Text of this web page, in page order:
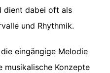
dient dabei oft als
und Rhythmik.
eingängige Melodie
musikalische Konzepte